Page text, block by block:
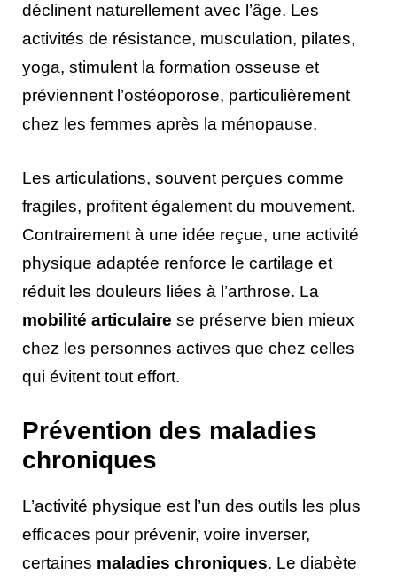
déclinent naturellement avec l’âge. Les
activités de résistance, musculation, pilates,
yoga, stimulent la formation osseuse et
préviennent l’ostéoporose, particulièrement
chez les femmes après la ménopause.
Les articulations, souvent perçues comme
fragiles, profitent également du mouvement.
Contrairement à une idée reçue, une activité
physique adaptée renforce le cartilage et
réduit les douleurs liées à l’arthrose. La
mobilité articulaire se préserve bien mieux
chez les personnes actives que chez celles
qui évitent tout effort.
Prévention des maladies
chroniques
L’activité physique est l’un des outils les plus
efficaces pour prévenir, voire inverser,
certaines maladies chroniques. Le diabète